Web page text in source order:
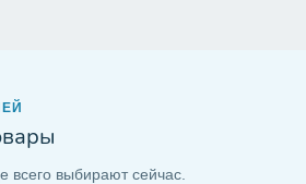
всего выбирают сейчас.